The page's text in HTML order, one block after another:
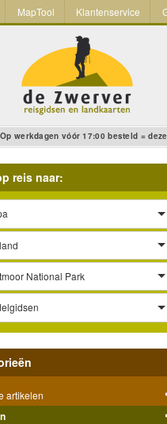
MapTool Klantenservice
Op werkdagen vóór 17:00 besteld =
reis naar:
National Park
artikelen